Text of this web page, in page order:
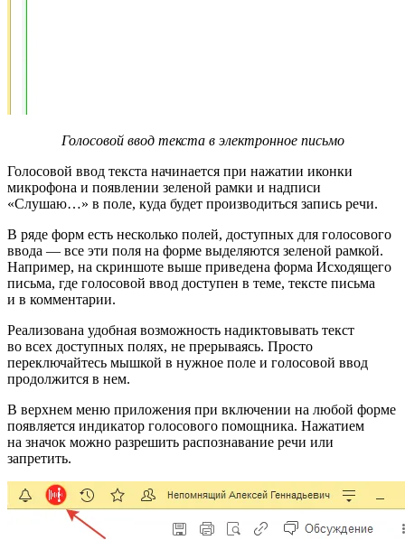
Голосовой ввод текста в электронное письмо
Голосовой ввод текста начинается при нажатии иконки
микрофона и появлении зеленой рамки и надписи
«Слушаю…» в поле, куда будет производиться запись речи.
В ряде форм есть несколько полей, доступных для голосового
ввода — все эти поля на форме выделяются зеленой рамкой.
Например, на скриншоте выше приведена форма Исходящего
письма, где голосовой ввод доступен в теме, тексте письма
и в комментарии.
Реализована удобная возможность надиктовывать текст
во всех доступных полях, не прерываясь. Просто
переключайтесь мышкой в нужное поле и голосовой ввод
продолжится в нем.
В верхнем меню приложения при включении на любой форме
появляется индикатор голосового помощника. Нажатием
на значок можно разрешить распознавание речи или
запретить.